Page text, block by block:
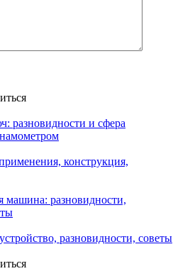
разновидности и сфера
конструкция,
машина: разновидности,
разновидности, советы